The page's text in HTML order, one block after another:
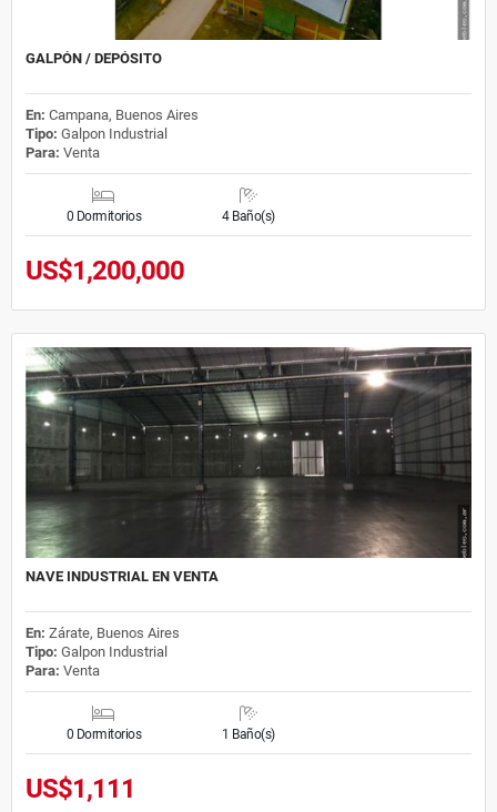
GALPÓN / DEPÓSITO
En: Campana, Buenos Aires
Tipo: Galpon Industrial
Para: Venta
0 Dormitorios 4 Baño(s)
US$1,200,000
NAVE INDUSTRIAL EN VENTA
En: Zárate, Buenos Aires
Tipo: Galpon Industrial
Para: Venta
0 Dormitorios 1 Baño(s)
US$1,111